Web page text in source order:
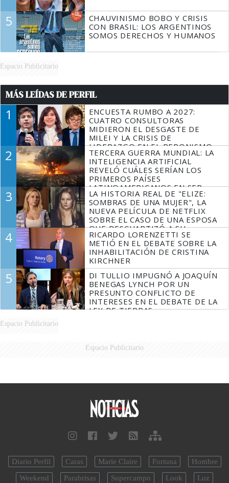
5
CHAUVINISMO BOBO Y CRISIS
CON BRASIL: LOS ARGENTINOS
SOMOS DERECHOS Y HUMANOS
Espacio Publicitario
MÁS LEÍDAS DE PERFIL
1
ENCUESTA RUMBO A 2027:
CUATRO CONSULTORAS
MIDIERON EL DESGASTE DE
MILEI Y LA CRISIS DE
LIDERAZGO EN EL PERONISMO
2
TERCERA GUERRA MUNDIAL: LA
INTELIGENCIA ARTIFICIAL
REVELÓ CUÁLES SERÍAN LOS
PRIMEROS PAÍSES
LATINOAMERICANOS EN SER
DERROTADOS
3
LA HISTORIA REAL DE "ELIZE:
SOMBRAS DE UNA MUJER", LA
NUEVA PELÍCULA DE NETFLIX
SOBRE EL CASO DE UNA ESPOSA
QUE DESCUARTIZÓ A SU
MARIDO
4
RICARDO LORENZETTI SE
METIÓ EN EL DEBATE SOBRE LA
INHABILITACIÓN DE CRISTINA
KIRCHNER
5
DI TULLIO IMPUGNÓ A JOAQUÍN
BENEGAS LYNCH POR UN
PRESUNTO CONFLICTO DE
INTERESES EN EL DEBATE DE LA
LEY DE TIERRAS
Espacio Publicitario
Espacio Publicitario
Diario Perfil Caras Marie Claire Fortuna
Hombre
Weekend
Parabrisas Supercampo Look Luz